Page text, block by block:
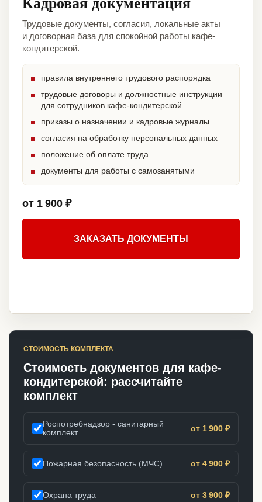
Трудовые документы, согласия, локальные акты
и договорная база для спокойной работы кафе-
кондитерской.
правила внутреннего трудового распорядка
трудовые договоры и должностные инструкции
для сотрудников кафе-кондитерской
приказы о назначении и кадровые журналы
согласия на обработку персональных данных
положение об оплате труда
документы для работы с самозанятыми
от 1 900 ₽
ЗАКАЗАТЬ ДОКУМЕНТЫ
СТОИМОСТЬ КОМПЛЕКТА
Стоимость документов для кафе-
кондитерской: рассчитайте
комплект
Роспотребнадзор - санитарный
комплект
от 1 900 ₽
Пожарная безопасность (МЧС) от 4 900 ₽
Охрана труда от 3 900 ₽